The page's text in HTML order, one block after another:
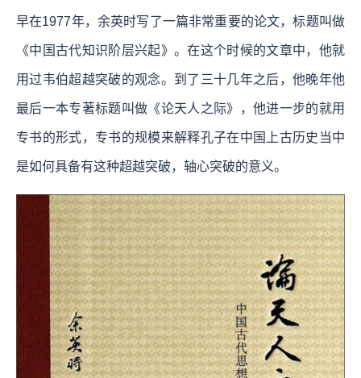
早在1977年，余英时写了一篇非常重要的论文，标题叫做
《中国古代知识阶层兴起》。在这个时候的文章中，他就
用过韦伯超越突破的观念。到了三十几年之后，他晚年他
最后一本专著标题叫做《论天人之际》，他进一步的就用
专书的形式，专书的规模来解释孔子在中国上古历史当中
是如何具备有这种超越突破，轴心突破的意义。